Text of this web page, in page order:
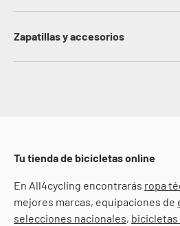
Zapatillas y accesorios
Tu tienda de bicicletas online
En All4cycling encontrarás ropa
mejores marcas, equipaciones de
selecciones nacionales,